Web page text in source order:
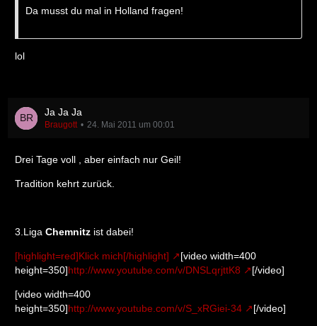
Da musst du mal in Holland fragen!
lol
Ja Ja Ja
Braugott 24. Mai 2011 um 00:01
Drei Tage voll , aber einfach nur Geil!
Tradition kehrt zurück.
3.Liga Chemnitz ist dabei!
[highlight=red]Klick mich[/highlight]
[video width=400
height=350]http://www.youtube.com/v/DNSLqrjttK8 [/video]
[video width=400
height=350]http://www.youtube.com/v/S_xRGiei-34 [/video]